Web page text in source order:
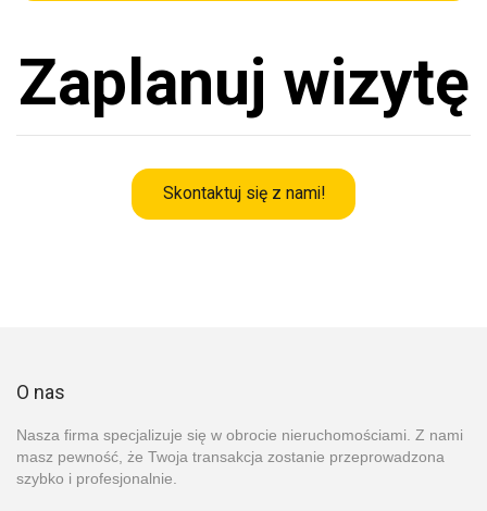
Zaplanuj wizytę
Skontaktuj się z nami!
O nas
Nasza firma specjalizuje się w obrocie nieruchomościami. Z nami
masz pewność, że Twoja transakcja zostanie przeprowadzona
szybko i profesjonalnie.